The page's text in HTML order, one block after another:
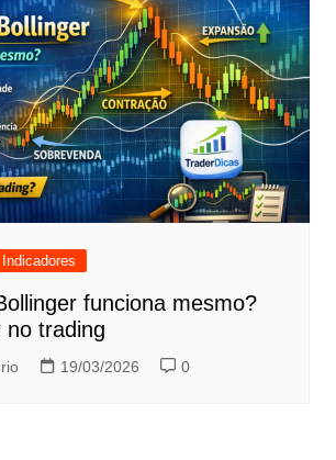
Indicadores
funciona mesmo?
no trading
19/03/2026 0